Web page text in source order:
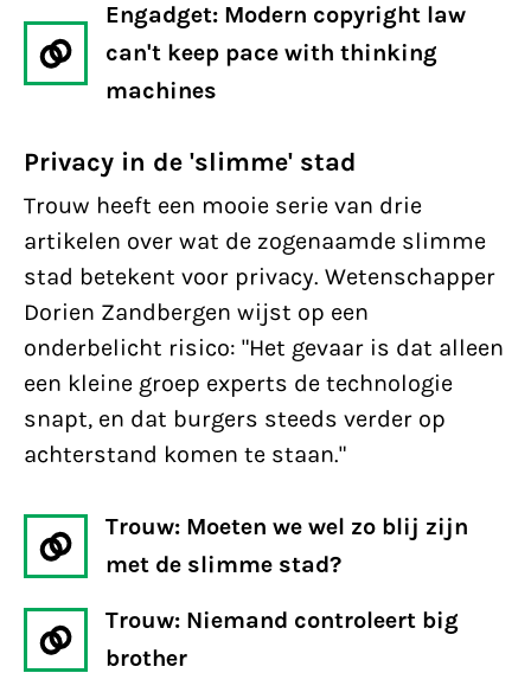
Engadget: Modern copyright law
can't keep pace with thinking
machines
Privacy in de 'slimme' stad
Trouw heeft een mooie serie van drie
artikelen over wat de zogenaamde slimme
stad betekent voor privacy. Wetenschapper
Dorien Zandbergen wijst op een
onderbelicht risico: "Het gevaar is dat alleen
een kleine groep experts de technologie
snapt, en dat burgers steeds verder op
achterstand komen te staan."
Trouw: Moeten we wel zo blij zijn
met de slimme stad?
Trouw: Niemand controleert big
brother